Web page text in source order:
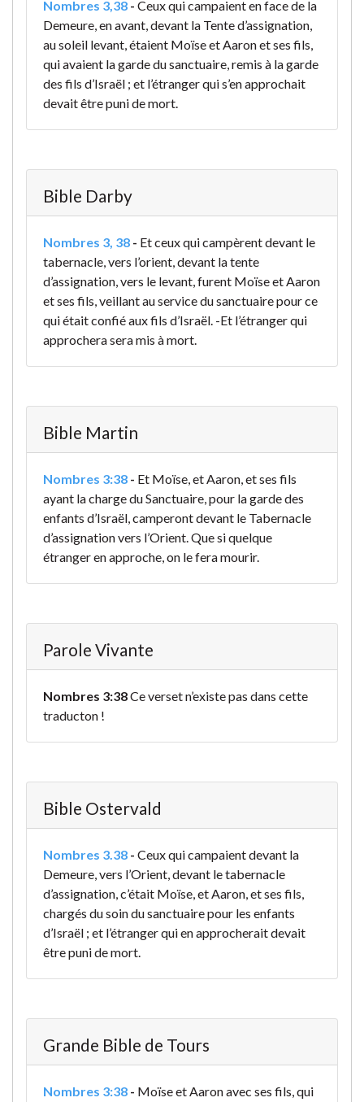
Nombres 3,38 - Ceux qui campaient en face de la
Demeure, en avant, devant la Tente d’assignation,
au soleil levant, étaient Moïse et Aaron et ses fils,
qui avaient la garde du sanctuaire, remis à la garde
des fils d’Israël ; et l’étranger qui s’en approchait
devait être puni de mort.
Bible Darby
Nombres 3, 38 - Et ceux qui campèrent devant le
tabernacle, vers l’orient, devant la tente
d’assignation, vers le levant, furent Moïse et Aaron
et ses fils, veillant au service du sanctuaire pour ce
qui était confié aux fils d’Israël. -Et l’étranger qui
approchera sera mis à mort.
Bible Martin
Nombres 3:38 - Et Moïse, et Aaron, et ses fils
ayant la charge du Sanctuaire, pour la garde des
enfants d’Israël, camperont devant le Tabernacle
d’assignation vers l’Orient. Que si quelque
étranger en approche, on le fera mourir.
Parole Vivante
Nombres 3:38Ce verset n’existe pas dans cette
traducton !
Bible Ostervald
Nombres 3.38 - Ceux qui campaient devant la
Demeure, vers l’Orient, devant le tabernacle
d’assignation, c’était Moïse, et Aaron, et ses fils,
chargés du soin du sanctuaire pour les enfants
d’Israël ; et l’étranger qui en approcherait devait
être puni de mort.
Grande Bible de Tours
Nombres 3:38 - Moïse et Aaron avec ses fils, qui